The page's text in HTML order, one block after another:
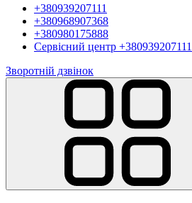
+380939207111
+380968907368
+380980175888
Сервісний центр +380939207111
Зворотній дзвінок